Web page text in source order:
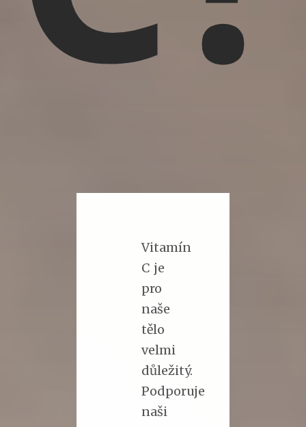
Vitamín
C je
pro
naše
tělo
velmi
důležitý.
Podporuje
naši